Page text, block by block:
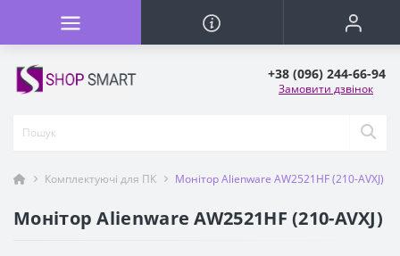
+38 (096) 244-66-94
Замовити дзвінок
Комплектуючі для ПК Монітор Alienware AW2521HF (210-AVXJ)
Монітор Alienware AW2521HF (210-AVXJ)